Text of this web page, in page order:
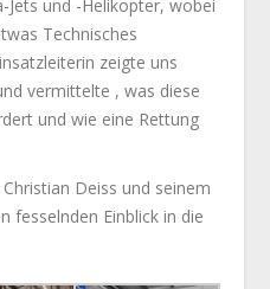
Jets und -Helikopter, wobei
Technisches
zeigte uns
vermittelte , was diese
und wie eine Rettung
Deiss und seinem
fesselnden Einblick in die